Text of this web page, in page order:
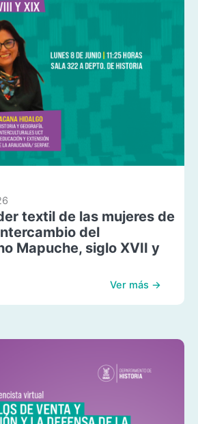
textil de las mujeres de
del
Mapuche, siglo XVII y
Ver más →